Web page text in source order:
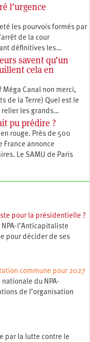
l’urgence
les pourvois formés par
de la cour
définitives les…
savent qu’un
cela en
Canal non merci,
de la Terre) Quel est le
relier les grands…
pu prédire ?
rouge. Près de 500
France annonce
Le SAMU de Paris
pour la présidentielle ?
l’Anticapitaliste
pour décider de ses
commune pour 2027
du NPA-
de l’organisation
par la lutte contre le